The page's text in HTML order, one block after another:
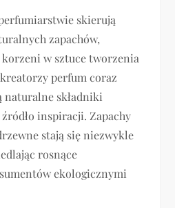
skierują
zapachów,
w sztuce tworzenia
perfum coraz
naturalne składniki
inspiracji. Zapachy
stają się niezwykle
rosnące
ekologicznymi